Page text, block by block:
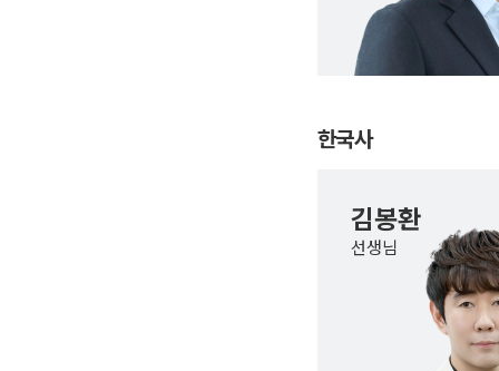
한국사
김봉환
선생님